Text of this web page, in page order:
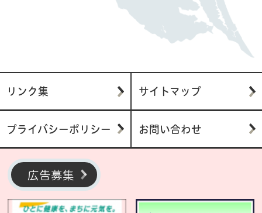
リンク集 サイトマップ
プライバシーポリシー お問い合わせ
広告募集